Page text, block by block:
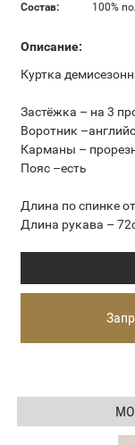
Состав:
100%
Описание:
Куртка
Застёжка – на 3
Воротник
Карманы –
Пояс –есть
Длина по спинке
Длина рукава –